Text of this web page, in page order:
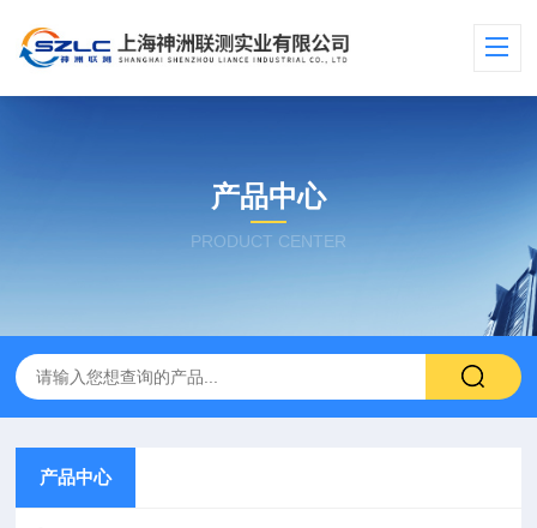
产品中心
PRODUCT CENTER
产品中心